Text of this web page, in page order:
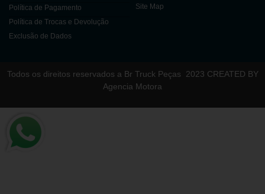
Política de Pagamento
Política de Trocas e Devolução
Exclusão de Dados
Site Map
Todos os direitos reservados a Br Truck Peças
2023 CREATED BY
Agencia Motora